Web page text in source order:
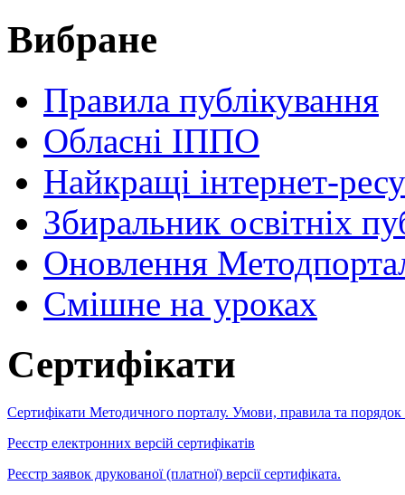
Вибране
Правила публікування
Обласні ІППО
Найкращі інтернет-
Збиральник освітніх
Оновлення
Cмішне на уроках
Сертифікати
Сертифікати Методичного порталу. Умови, правила та порядок
Реєстр електронних версій сертифікатів
Реєстр заявок друкованої (платної) версії сертифіката.